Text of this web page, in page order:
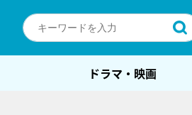
ドラマ・映画